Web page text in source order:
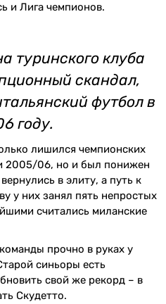
и Лига чемпионов.
туринского клуба
скандал,
футбол в
году.
лишился чемпионских
2005/06, но и был понижен
в элиту, а путь к
у них занял пять непростых
считались миланские
прочно в руках у
синьоры есть
свой же рекорд – в
Скудетто.